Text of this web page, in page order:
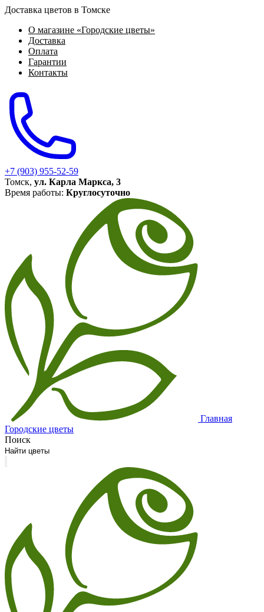
Доставка цветов в Томске
О магазине «Городские цветы»
Доставка
Оплата
Гарантии
Контакты
+7 (903) 955-52-59
Томск, ул. Карла Маркса, 3
Время работы: Круглосуточно
Главная
Городские цветы
Поиск